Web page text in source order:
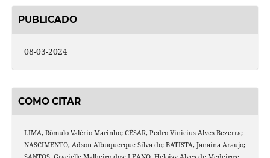
PUBLICADO
08-03-2024
COMO CITAR
LIMA, Rômulo Valério Marinho; CÉSAR, Pedro Vinicius Alves Bezerra;
NASCIMENTO, Adson Albuquerque Silva do; BATISTA, Janaína Araujo;